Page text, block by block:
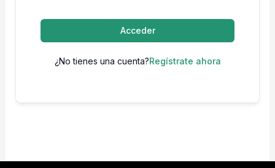
Acceder
¿No tienes una cuenta?Regístrate ahora